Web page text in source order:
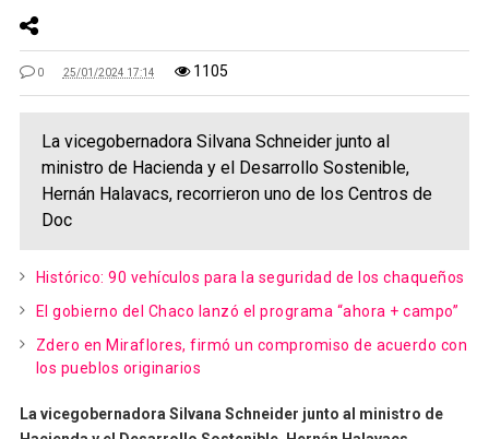
0 25/01/2024 17:14 1105
La vicegobernadora Silvana Schneider junto al
ministro de Hacienda y el Desarrollo Sostenible,
Hernán Halavacs, recorrieron uno de los Centros de
Doc
Histórico: 90 vehículos para la seguridad de los chaqueños
El gobierno del Chaco lanzó el programa “ahora + campo”
Zdero en Miraflores, firmó un compromiso de acuerdo con
los pueblos originarios
La vicegobernadora Silvana Schneider junto al ministro de